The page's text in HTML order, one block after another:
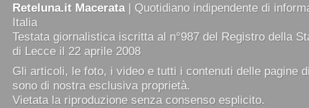
Reteluna.it Macerata| Quotidiano indipendente di
Italia
Testata giornalistica iscritta al n°987 del Registro della
di Lecce il 22 aprile 2008
Gli articoli, le foto, i video e tutti i contenuti delle pagine
sono di nostra esclusiva proprietà.
Vietata la riproduzione senza consenso esplicito.